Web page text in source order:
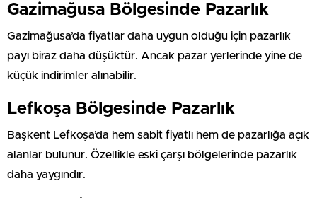
Gazimağusa Bölgesinde Pazarlık
Gazimağusa’da fiyatlar daha uygun olduğu için pazarlık
payı biraz daha düşüktür. Ancak pazar yerlerinde yine de
küçük indirimler alınabilir.
Lefkoşa Bölgesinde Pazarlık
Başkent Lefkoşa’da hem sabit fiyatlı hem de pazarlığa açık
alanlar bulunur. Özellikle eski çarşı bölgelerinde pazarlık
daha yaygındır.